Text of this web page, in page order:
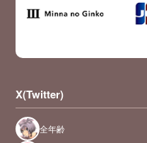
X(Twitter)
全年齢